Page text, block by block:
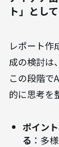
ト」とし
レポート作
成の検討は
この段階で
的に思考を
ポイン
る ：多